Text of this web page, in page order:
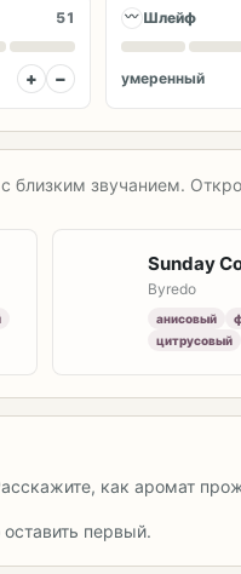
51
+ −
〰 Шлейф
умеренный
близким звучанием.
Sunday
Byredo
анисовый
цитрусовый
как аромат
первый.